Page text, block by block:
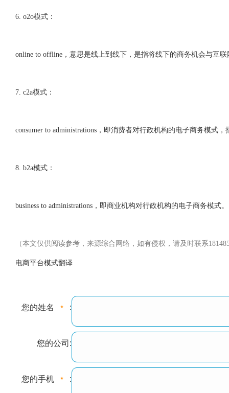
6. o2o模式：
online to offline，意思是线上到线下，是指将线下的商务机会与互
7. c2a模式：
consumer to administrations，即消费者对行政机构的电子商务模式
8. b2a模式：
business to administrations，即商业机构对行政机构的电子商务模式。
（本文仅供阅读参考，来源综合网络，如有侵权，请及时联系
电商平台模式翻译
您的姓名 :
您的公司:
您的手机 :